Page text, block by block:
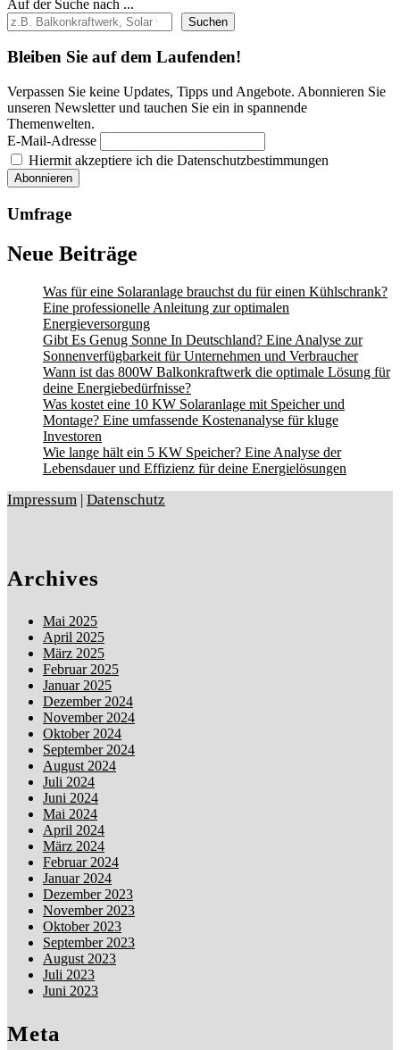
Wunder
Mobile
Wallbox!
Auf der Suche nach ...
Suchen
Bleiben Sie auf dem Laufenden!
Verpassen Sie keine Updates, Tipps und Angebote. Abonnieren Sie
unseren Newsletter und tauchen Sie ein in spannende
Themenwelten.
E-Mail-Adresse
Hiermit akzeptiere ich die Datenschutzbestimmungen
Umfrage
Neue Beiträge
Was für eine Solaranlage brauchst du für einen Kühlschrank?
Eine professionelle Anleitung zur optimalen
Energieversorgung
Gibt Es Genug Sonne In Deutschland? Eine Analyse zur
Sonnenverfügbarkeit für Unternehmen und Verbraucher
Wann ist das 800W Balkonkraftwerk die optimale Lösung für
deine Energiebedürfnisse?
Was kostet eine 10 KW Solaranlage mit Speicher und
Montage? Eine umfassende Kostenanalyse für kluge
Investoren
Wie lange hält ein 5 KW Speicher? Eine Analyse der
Lebensdauer und Effizienz für deine Energielösungen
Impressum | Datenschutz
Archives
Mai 2025
April 2025
März 2025
Februar 2025
Januar 2025
Dezember 2024
November 2024
Oktober 2024
September 2024
August 2024
Juli 2024
Juni 2024
Mai 2024
April 2024
März 2024
Februar 2024
Januar 2024
Dezember 2023
November 2023
Oktober 2023
September 2023
August 2023
Juli 2023
Juni 2023
Meta